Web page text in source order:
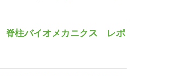
脊柱バイオメカニクス レポ